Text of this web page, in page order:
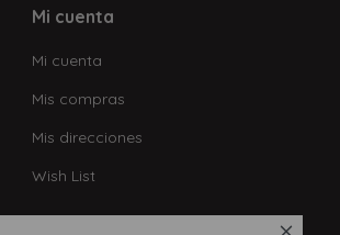
Mi cuenta
Mi cuenta
Mis compras
Mis direcciones
Wish List